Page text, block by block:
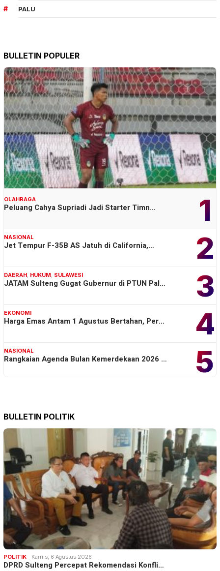
PALU
BULLETIN POPULER
1
OLAHRAGA
Peluang Cahya Supriadi Jadi Starter Timn…
2
NASIONAL
Jet Tempur F-35B AS Jatuh di California,…
3
DAERAH, HUKUM, SULAWESI
JATAM Sulteng Gugat Gubernur di PTUN Pal…
4
EKONOMI
Harga Emas Antam 1 Agustus Bertahan, Per…
5
NASIONAL
Rangkaian Agenda Bulan Kemerdekaan 2026 …
BULLETIN POLITIK
POLITIK Kamis, 6 Agustus 2026
DPRD Sulteng Percepat Rekomendasi Konfli…